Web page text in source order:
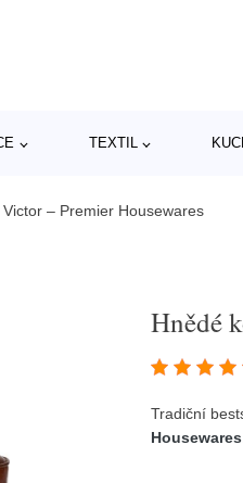
TEXTIL
– Premier Housewares
Hnědé
Tradiční
Housewares